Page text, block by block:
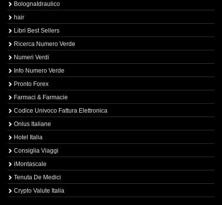
BolognaIdraulico
hair
Libri Best Sellers
Ricerca Numero Verde
Numeri Verdi
Info Numero Verde
Pronto Forex
Farmaci & Farmacie
Codice Univoco Fattura Elettronica
Onlus Italiane
Hotel Italia
Consiglia Viaggi
iMontascale
Tenuta De Medici
Crypto Valute Italia